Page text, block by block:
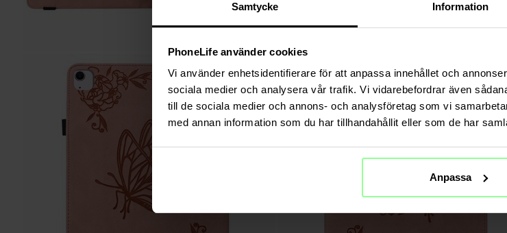
Samtycke Information
PhoneLife använder cookies
Vi använder enhetsidentifierare för att anpassa innehållet och
sociala medier och analysera vår trafik. Vi vidarebefordrar även
till de sociala medier och annons- och analysföretag som vi
med annan information som du har tillhandahållit eller som de har
Anpassa